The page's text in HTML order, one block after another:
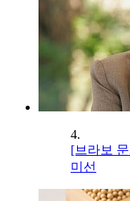
4.
[브라보
미선